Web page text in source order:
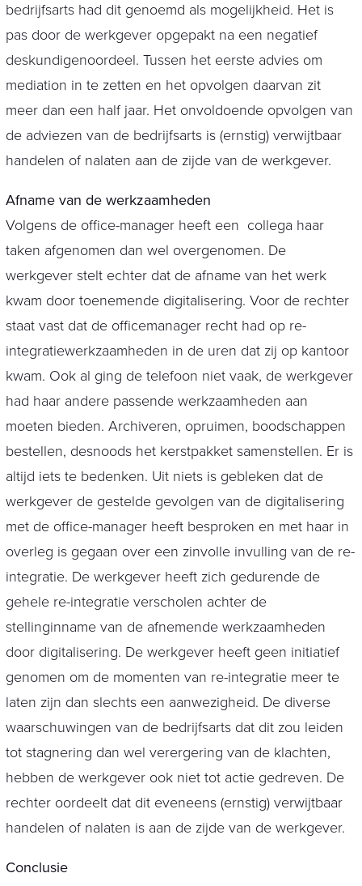
bedrijfsarts had dit genoemd als mogelijkheid. Het is
pas door de werkgever opgepakt na een negatief
deskundigenoordeel. Tussen het eerste advies om
mediation in te zetten en het opvolgen daarvan zit
meer dan een half jaar. Het onvoldoende opvolgen van
de adviezen van de bedrijfsarts is (ernstig) verwijtbaar
handelen of nalaten aan de zijde van de werkgever.
Afname van de werkzaamheden
Volgens de office-manager heeft een collega haar
taken afgenomen dan wel overgenomen. De
werkgever stelt echter dat de afname van het werk
kwam door toenemende digitalisering. Voor de rechter
staat vast dat de officemanager recht had op re-
integratiewerkzaamheden in de uren dat zij op kantoor
kwam. Ook al ging de telefoon niet vaak, de werkgever
had haar andere passende werkzaamheden aan
moeten bieden. Archiveren, opruimen, boodschappen
bestellen, desnoods het kerstpakket samenstellen. Er is
altijd iets te bedenken. Uit niets is gebleken dat de
werkgever de gestelde gevolgen van de digitalisering
met de office-manager heeft besproken en met haar in
overleg is gegaan over een zinvolle invulling van de re-
integratie. De werkgever heeft zich gedurende de
gehele re-integratie verscholen achter de
stellinginname van de afnemende werkzaamheden
door digitalisering. De werkgever heeft geen initiatief
genomen om de momenten van re-integratie meer te
laten zijn dan slechts een aanwezigheid. De diverse
waarschuwingen van de bedrijfsarts dat dit zou leiden
tot stagnering dan wel verergering van de klachten,
hebben de werkgever ook niet tot actie gedreven. De
rechter oordeelt dat dit eveneens (ernstig) verwijtbaar
handelen of nalaten is aan de zijde van de werkgever.
Conclusie